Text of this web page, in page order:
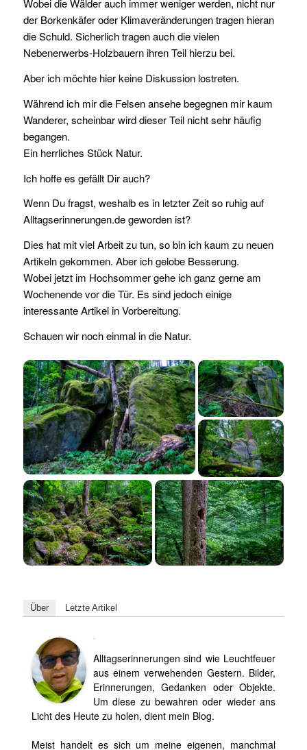
Wobei die Wälder auch immer weniger werden, nicht nur
der Borkenkäfer oder Klimaveränderungen tragen hieran
die Schuld. Sicherlich tragen auch die vielen
Nebenerwerbs-Holzbauern ihren Teil hierzu bei.
Aber ich möchte hier keine Diskussion lostreten.
Während ich mir die Felsen ansehe begegnen mir kaum
Wanderer, scheinbar wird dieser Teil nicht sehr häufig
begangen.
Ein herrliches Stück Natur.
Ich hoffe es gefällt Dir auch?
Wenn Du fragst, weshalb es in letzter Zeit so ruhig auf
Alltagserinnerungen.de geworden ist?
Dies hat mit viel Arbeit zu tun, so bin ich kaum zu neuen
Artikeln gekommen. Aber ich gelobe Besserung.
Wobei jetzt im Hochsommer gehe ich ganz gerne am
Wochenende vor die Tür. Es sind jedoch einige
interessante Artikel in Vorbereitung.
Schauen wir noch einmal in die Natur.
Über Letzte Artikel
Alltagserinnerungen sind wie Leuchtfeuer
aus einem verwehenden Gestern. Bilder,
Erinnerungen, Gedanken oder Objekte.
Um diese zu bewahren oder wieder ans
Licht des Heute zu holen, dient mein Blog.
Meist handelt es sich um meine eigenen, manchmal